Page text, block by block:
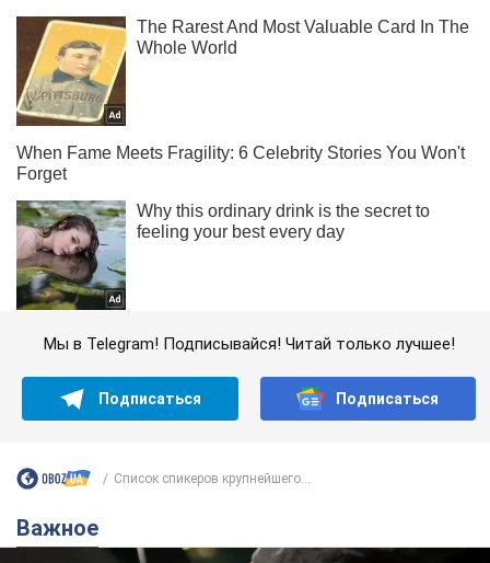
Мы в Telegram! Подписывайся! Читай только лучшее!
Подписаться Подписаться
Список спикеров крупнейшего...
Важное